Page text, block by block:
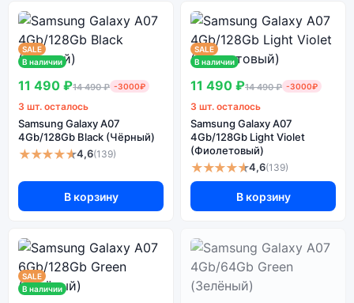
SALE
В наличии
11 490 ₽14 490 ₽ -3000₽
3 шт. осталось
Samsung Galaxy A07
4Gb/128Gb Black (Чёрный)
★★★★★4,6(139)
В корзину
SALE
В наличии
11 490 ₽14 490 ₽ -3000₽
3 шт. осталось
Samsung Galaxy A07
4Gb/128Gb Light Violet
(Фиолетовый)
★★★★★4,6(139)
В корзину
SALE
В наличии